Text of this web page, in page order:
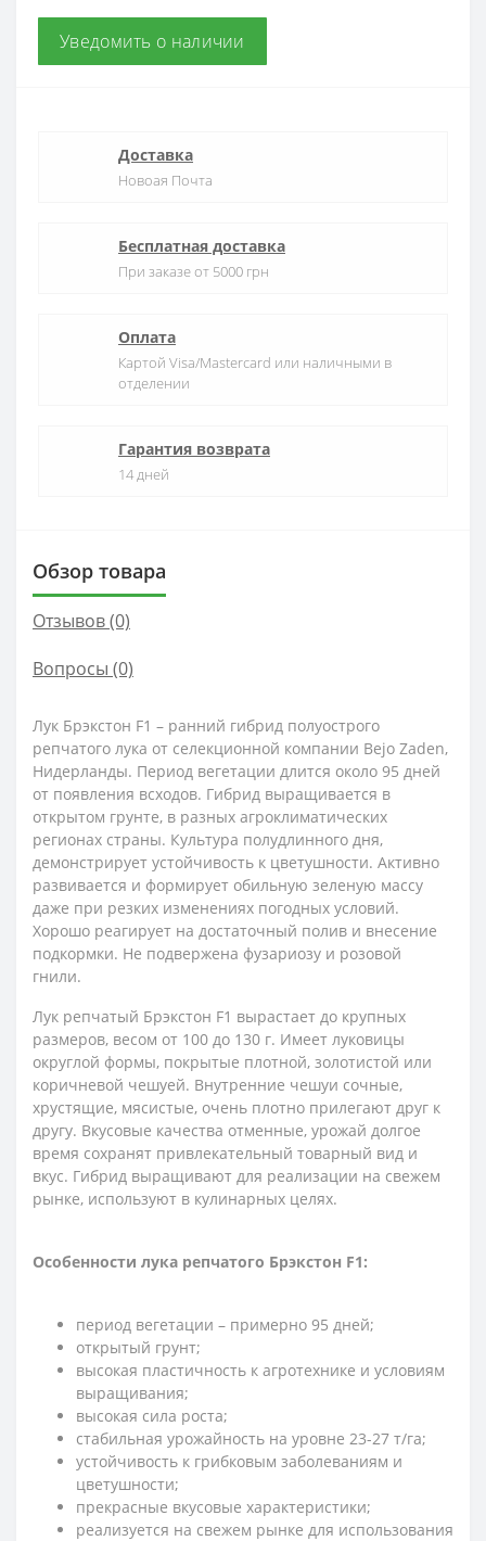
Уведомить о наличии
Доставка
Новоая Почта
Бесплатная доставка
При заказе от 5000 грн
Оплата
Картой Visa/Mastercard или наличными в
отделении
Гарантия возврата
14 дней
Обзор товара
Отзывов (0)
Вопросы (0)
Лук Брэкстон F1 – ранний гибрид полуострого
репчатого лука от селекционной компании Bejo Zaden,
Нидерланды. Период вегетации длится около 95 дней
от появления всходов. Гибрид выращивается в
открытом грунте, в разных агроклиматических
регионах страны. Культура полудлинного дня,
демонстрирует устойчивость к цветушности. Активно
развивается и формирует обильную зеленую массу
даже при резких изменениях погодных условий.
Хорошо реагирует на достаточный полив и внесение
подкормки. Не подвержена фузариозу и розовой
гнили.
Лук репчатый Брэкстон F1 вырастает до крупных
размеров, весом от 100 до 130 г. Имеет луковицы
округлой формы, покрытые плотной, золотистой или
коричневой чешуей. Внутренние чешуи сочные,
хрустящие, мясистые, очень плотно прилегают друг к
другу. Вкусовые качества отменные, урожай долгое
время сохранят привлекательный товарный вид и
вкус. Гибрид выращивают для реализации на свежем
рынке, используют в кулинарных целях.
Особенности лука репчатого Брэкстон F1:
период вегетации – примерно 95 дней;
открытый грунт;
высокая пластичность к агротехнике и условиям
выращивания;
высокая сила роста;
стабильная урожайность на уровне 23-27 т/га;
устойчивость к грибковым заболеваниям и
цветушности;
прекрасные вкусовые характеристики;
реализуется на свежем рынке для использования